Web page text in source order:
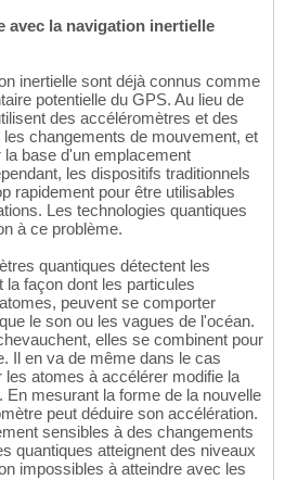
avec la navigation inertielle
inertielle sont déjà connus comme
potentielle du GPS. Au lieu de
des accéléromètres et des
changements de mouvement, et
base d'un emplacement
les dispositifs traditionnels
rapidement pour être utilisables
Les technologies quantiques
à ce problème.
quantiques détectent les
façon dont les particules
peuvent se comporter
le son ou les vagues de l'océan.
elles se combinent pour
Il en va de même dans le cas
les atomes à accélérer modifie la
En mesurant la forme de la nouvelle
peut déduire son accélération.
sensibles à des changements
quantiques atteignent des niveaux
impossibles à atteindre avec les